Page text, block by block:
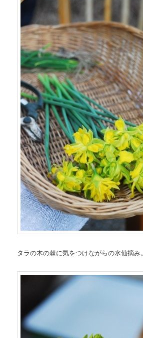
タラの木の棘に気をつけながらの水仙摘み。